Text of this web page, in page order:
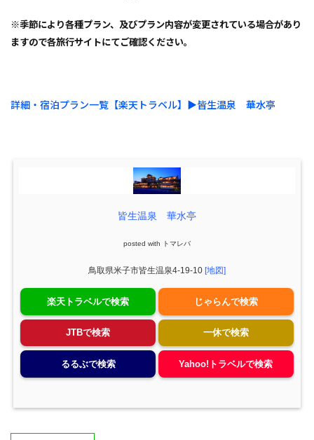
※季節により各種プラン、及びプラン内容が変更されている場合があり
ますので各旅行サイトにてご確認ください。
詳細・宿泊プラン一覧【楽天トラベル】▶︎皆生温泉 華水亭
皆生温泉 華水亭
posted with トマレバ
鳥取県米子市皆生温泉4-19-10 [地図]
楽天トラベルで検索 じゃらんで検索
JTBで検索 一休で検索
るるぶで検索 Yahoo!トラベルで検索